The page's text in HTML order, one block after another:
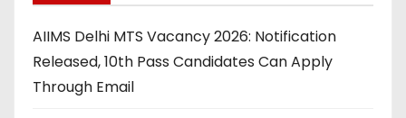
AIIMS Delhi MTS Vacancy 2026: Notification
Released, 10th Pass Candidates Can Apply
Through Email